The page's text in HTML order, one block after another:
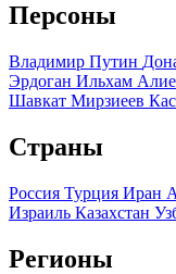
Персоны
Владимир Путин
Эрдоган Ильхам
Шавкат Мирзиеев
Страны
Россия Турция Иран
Израиль Казахстан
Регионы